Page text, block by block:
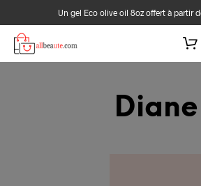
Un gel Eco olive oil 8oz offert à partir
Diane